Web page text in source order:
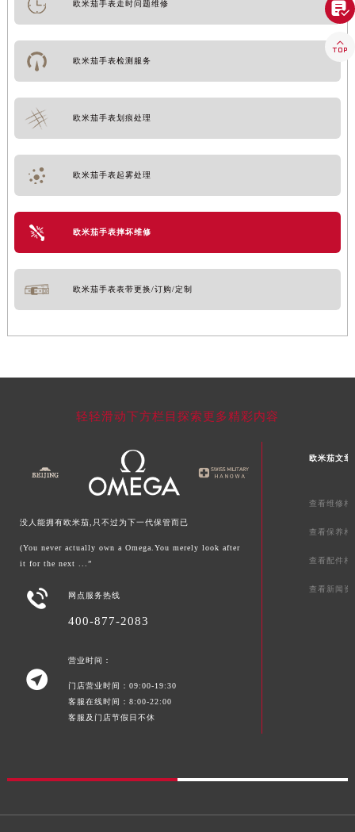
欧米茄手表走时问题维修
欧米茄手表检测服务
欧米茄手表划痕处理
欧米茄手表起雾处理
欧米茄手表摔坏维修
欧米茄手表表带更换/订购/定制
轻轻滑动下方栏目探索更多精彩内容
没人能拥有欧米茄,只不过为下一代保管而已
(You never actually own a Omega.You merely look after
it for the next ...”
 网点服务热线
400-877-2083

营业时间：
门店营业时间：09:00-19:30
客服在线时间：8:00-22:00
客服及门店节假日不休
欧米茄文章
查看维修相
查看保养相
查看配件相
查看新闻资

